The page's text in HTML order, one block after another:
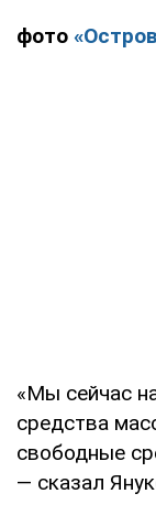
фото
«Мы сейчас
средства
свободные
— сказал